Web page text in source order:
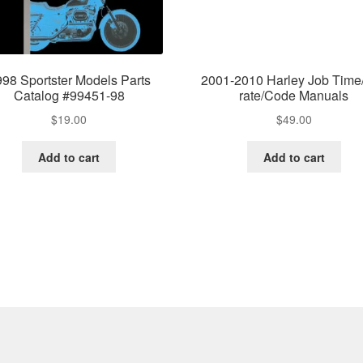
Sportster Models Parts
Catalog #99451-98
$19.00
Add to cart
2001-2010 Harley Job
rate/Code Manuals
$49.00
Add to cart